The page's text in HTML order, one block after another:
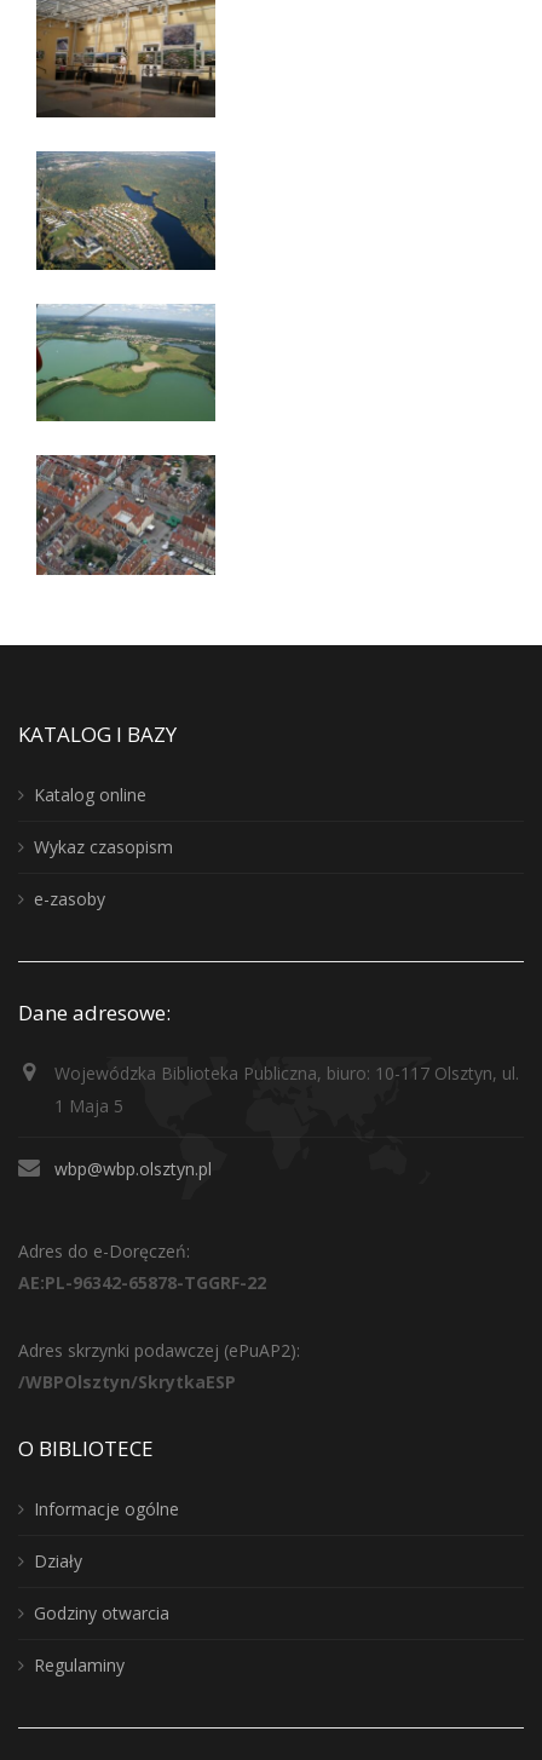
KATALOG I BAZY
Katalog online
Wykaz czasopism
e-zasoby
Dane adresowe:
Wojewódzka Biblioteka Publiczna, biuro: 10-117 Olsztyn, ul.
1 Maja 5
wbp@wbp.olsztyn.pl
Adres do e-Doręczeń:
AE:PL-96342-65878-TGGRF-22
Adres skrzynki podawczej (ePuAP2):
/WBPOlsztyn/SkrytkaESP
O BIBLIOTECE
Informacje ogólne
Działy
Godziny otwarcia
Regulaminy